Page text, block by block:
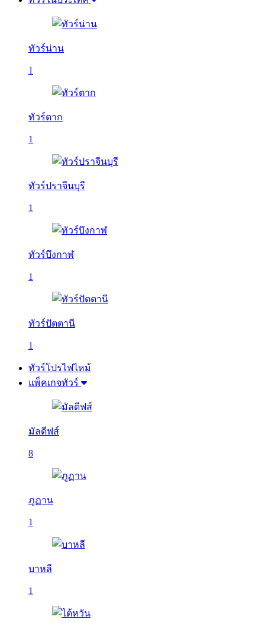
ทัวร์น่าน
1
ทัวร์ตาก
1
ทัวร์ปราจีนบุรี
1
ทัวร์บึงกาฬ
1
ทัวร์ปัตตานี
1
ทัวร์โปรไฟไหม้
แพ็คเกจทัวร์
มัลดีฟส์
8
ภูฏาน
1
บาหลี
1